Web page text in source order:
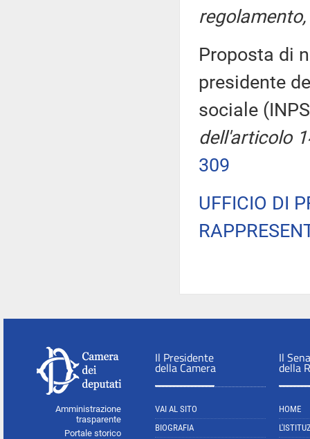
Proposta di
presidente
sociale
dell'articolo
309
UFFICIO DI
Amministrazione
trasparente
Portale storico
Il Presidente
della Camera
VAI AL SITO
BIOGRAFIA
Il
della
HOME